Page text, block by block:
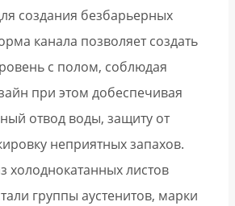
создания безбарьерных
канала позволяет создать
с полом, соблюдая
при этом добеспечивая
отвод воды, защиту от
неприятных запахов.
холоднокатанных листов
группы аустенитов, марки